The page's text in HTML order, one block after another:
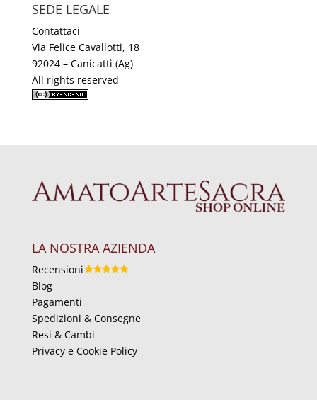
SEDE LEGALE
Contattaci
Via Felice Cavallotti, 18
92024 – Canicattì (Ag)
All rights reserved
LA NOSTRA AZIENDA
Recensioni
Blog
Pagamenti
Spedizioni & Consegne
Resi & Cambi
Privacy e Cookie Policy